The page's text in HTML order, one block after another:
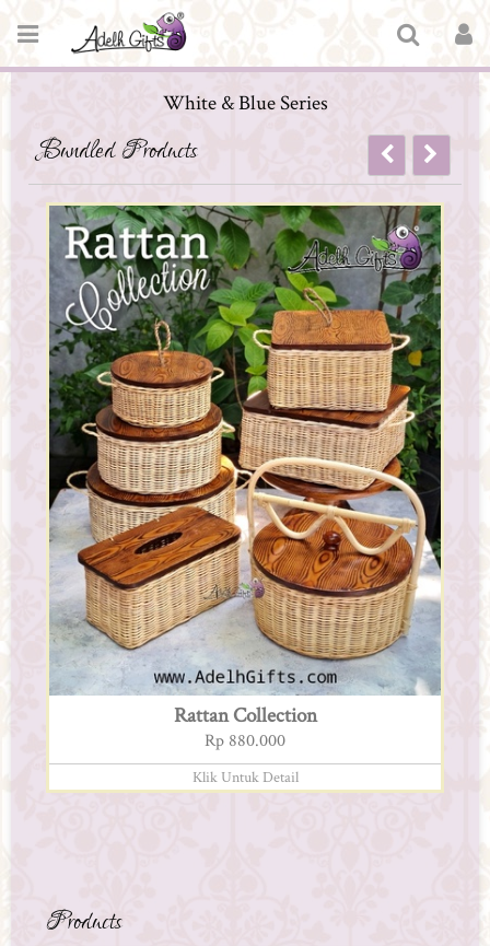
White & Blue Series
Bundled Products
Rattan Collection
Rp 880.000
Klik Untuk Detail
Products